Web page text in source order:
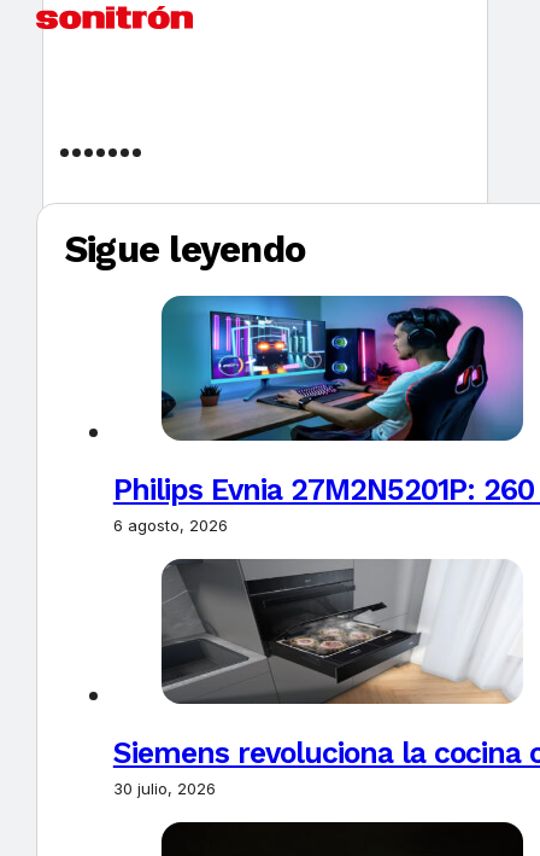
Sigue leyendo
Philips Evnia 27M2N5201P:
6 agosto, 2026
Siemens revoluciona la
30 julio, 2026